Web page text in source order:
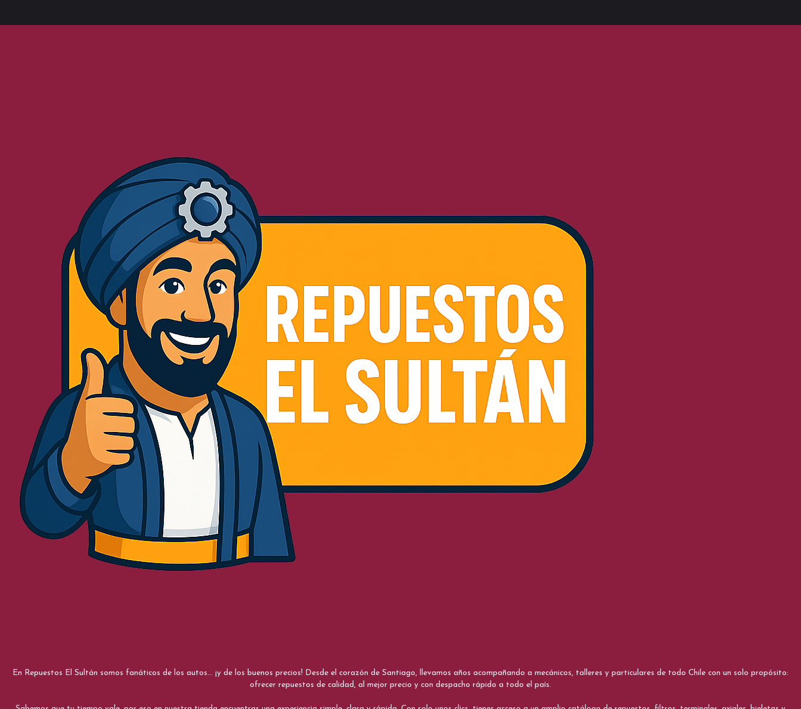
En Repuestos El Sultán somos fanáticos de los autos... ¡y de los buenos precios! Desde el corazón de Santiago, llevamos años acompañando a mecánicos, talleres y particulares de todo Chile con un solo propósito:
ofrecer repuestos de calidad, al mejor precio y con despacho rápido a todo el país.